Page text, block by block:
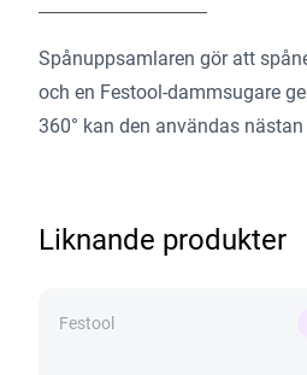
Spånuppsamlaren gör att
och en Festool-dammsugare
360° kan den användas
Liknande produkter
Festool